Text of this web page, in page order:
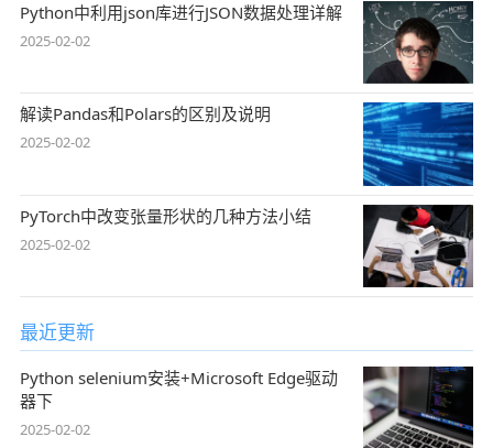
Python中利用json库进行JSON数据处理详解
2025-02-02
解读Pandas和Polars的区别及说明
2025-02-02
PyTorch中改变张量形状的几种方法小结
2025-02-02
最近更新
Python selenium安装+Microsoft Edge驱动
器下
2025-02-02